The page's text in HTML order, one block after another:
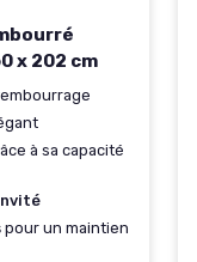
x 202 cm
à sa capacité
pour un maintien